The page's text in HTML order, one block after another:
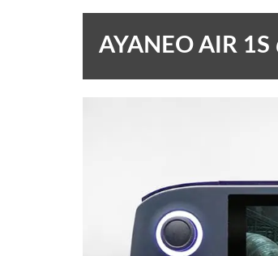
AYANEO AIR